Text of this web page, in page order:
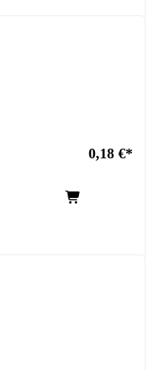
0,18 €